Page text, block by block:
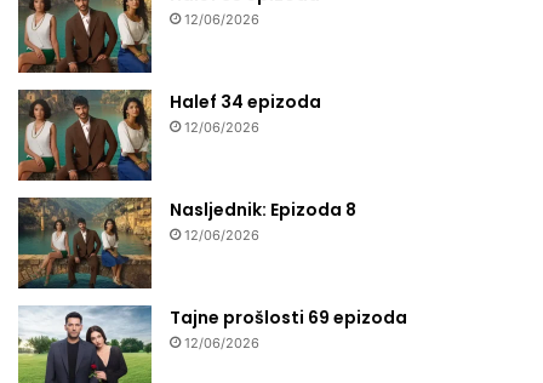
12/06/2026
Halef 34 epizoda
12/06/2026
Nasljednik: Epizoda 8
12/06/2026
Tajne prošlosti 69 epizoda
12/06/2026